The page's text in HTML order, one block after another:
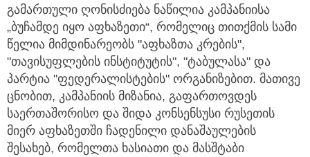
გამართული ღონისძიება ნაწილია კამპანიისა
„ბუჩამდე იყო აფხაზეთი“, რომელიც თითქმის სამი
წელია მიმდინარეობს "აფხაზთა კრების",
"თავისუფლების ინსტიტუტის", "ტაბულასა" და
პარტია "ფედერალისტების" ორგანიზებით. მათივე
ცნობით, კამპანიის მიზანია, გაფართოვდეს
საერთაშორისო და შიდა კონსენსუსი რუსეთის
მიერ აფხაზეთში ჩადენილი დანაშაულების
შესახებ, რომელთა ხასიათი და მასშტაბი